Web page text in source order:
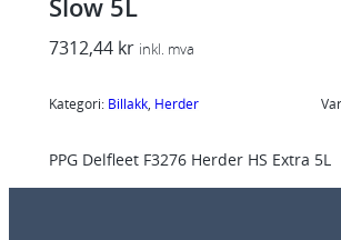
7312,44 kr inkl. mva
Kategori: Billakk, Herder
PPG Delfleet F3276 Herder HS Extra 5L